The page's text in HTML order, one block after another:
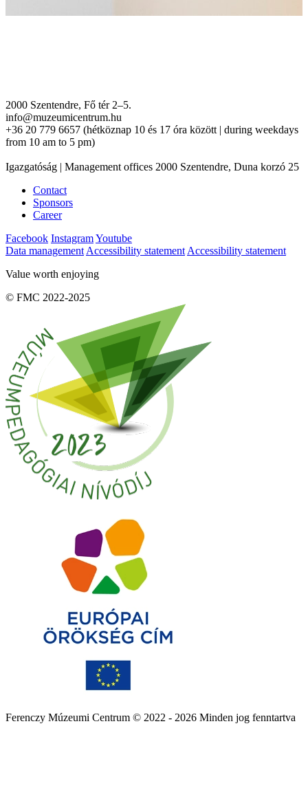
2000 Szentendre, Fő tér 2–5.
info@muzeumicentrum.hu
+36 20 779 6657 (hétköznap 10 és 17 óra között | during weekdays
from 10 am to 5 pm)
Igazgatóság | Management offices 2000 Szentendre, Duna korzó 25
Contact
Sponsors
Career
Facebook InstagramYoutube
Data management Accessibility statement Accessibility statement
Value worth enjoying
© FMC 2022-2025
Ferenczy Múzeumi Centrum © 2022 - 2026 Minden jog fenntartva